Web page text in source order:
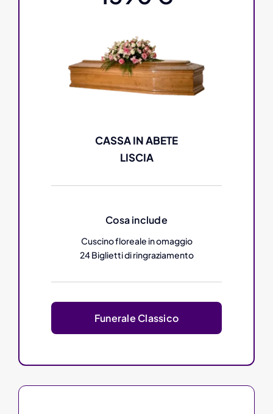
CASSA IN ABETE
LISCIA
Cosa include
Cuscino floreale in omaggio
24 Biglietti di ringraziamento
Funerale Classico